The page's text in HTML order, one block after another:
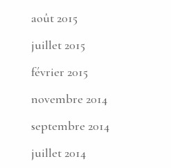
août 2015
juillet 2015
février 2015
novembre 2014
septembre 2014
juillet 2014